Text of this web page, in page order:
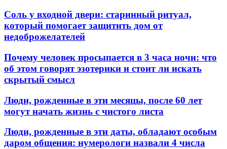
Соль у входной двери: старинный ритуал,
который помогает защитить дом от
недоброжелателей
Почему человек просыпается в 3 часа ночи: что
об этом говорят эзотерики и стоит ли искать
скрытый смысл
Люди, рожденные в эти месяцы, после 60 лет
могут начать жизнь с чистого листа
Люди, рожденные в эти даты, обладают особым
даром общения: нумерологи назвали 4 числа